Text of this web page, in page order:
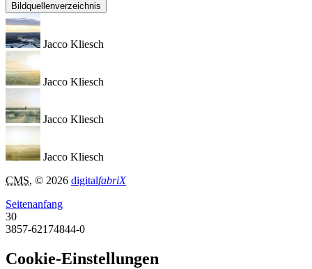
Bildquellenverzeichnis
Jacco Kliesch
Jacco Kliesch
Jacco Kliesch
Jacco Kliesch
CMS, © 2026 digitalfabriX
Seitenanfang
30
3857-62174844-0
Cookie-Einstellungen